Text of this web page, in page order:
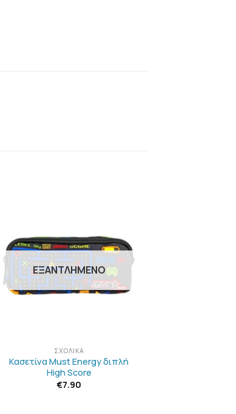
ΛΊΣΤΑ
ΕΠΙΘΥΜΙΏΝ
ΕΞΑΝΤΛΗΜΈΝΟ
ΣΧΟΛΙΚΆ
Κασετίνα Must Energy διπλή
High Score
€7.90